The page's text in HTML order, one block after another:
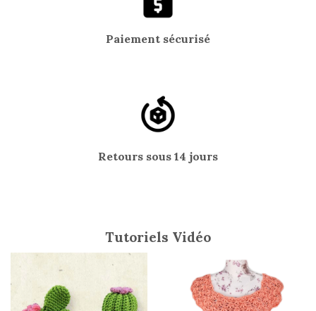
Paiement sécurisé
Retours sous 14 jours
Tutoriels Vidéo